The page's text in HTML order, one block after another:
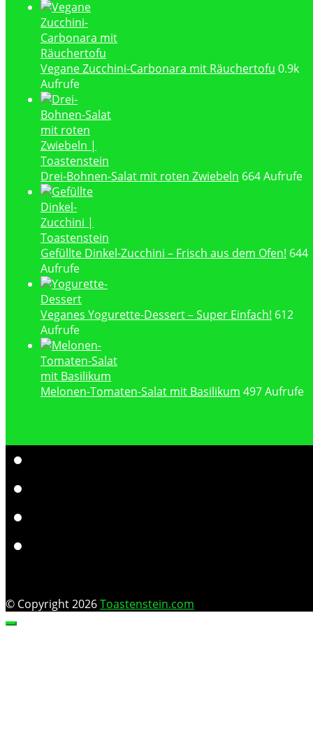
Vegane Zucchini-Carbonara mit Räuchertofu 0.9k
Aufrufe
Drei-Bohnen-Salat mit roten Zwiebeln 664 Aufrufe
Gefüllte Dinkel-Zucchini – Frisch aus dem Ofen! 644
Aufrufe
Veganes Yogurette-Dessert – Super Einfach! 612
Aufrufe
Melonen-Tomaten-Salat mit Basilikum 497 Aufrufe
© Copyright 2026Toastenstein.com